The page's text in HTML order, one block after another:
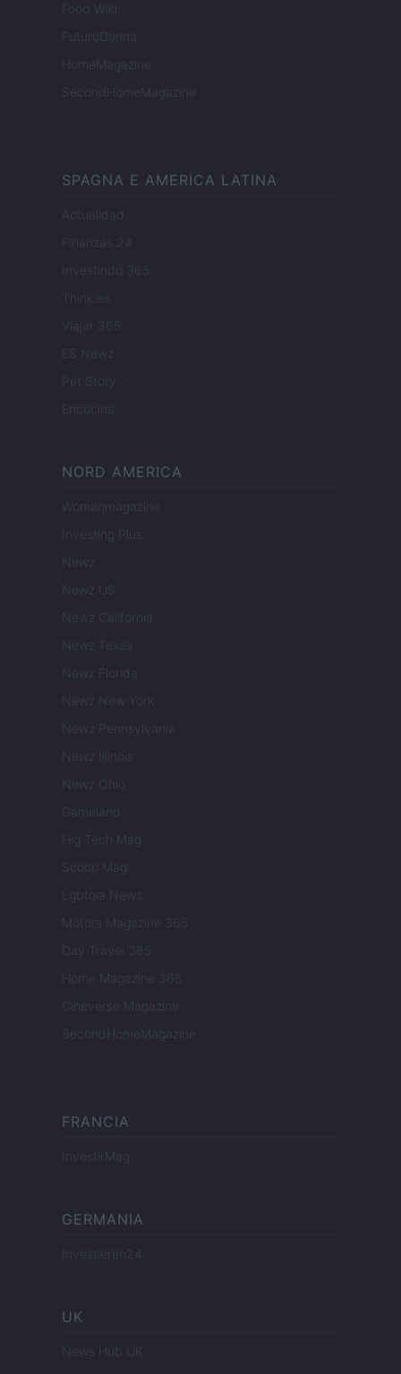
Food Wiki
FuturoDonna
HomeMagazine
SecondHomeMagazine
SPAGNA E AMERICA LATINA
Actualidad
Finanzas 24
Investindo 365
Think.es
Viajar 365
ES Newz
Pet Story
Encocina
NORD AMERICA
Womanmagazine
Investing Plus
Newz
Newz US
Newz California
Newz Texas
Newz Florida
Newz New York
Newz Pennsylvania
Newz Illinois
Newz Ohio
Gameland
Hig Tech Mag
Scoop Mag
Lgbtqia News
Motors Magazine 365
Day Travel 365
Home Magazine 365
Cineverse Magazine
SecondHomeMagazine
FRANCIA
InvestirMag
GERMANIA
Investieren24
UK
News Hub UK